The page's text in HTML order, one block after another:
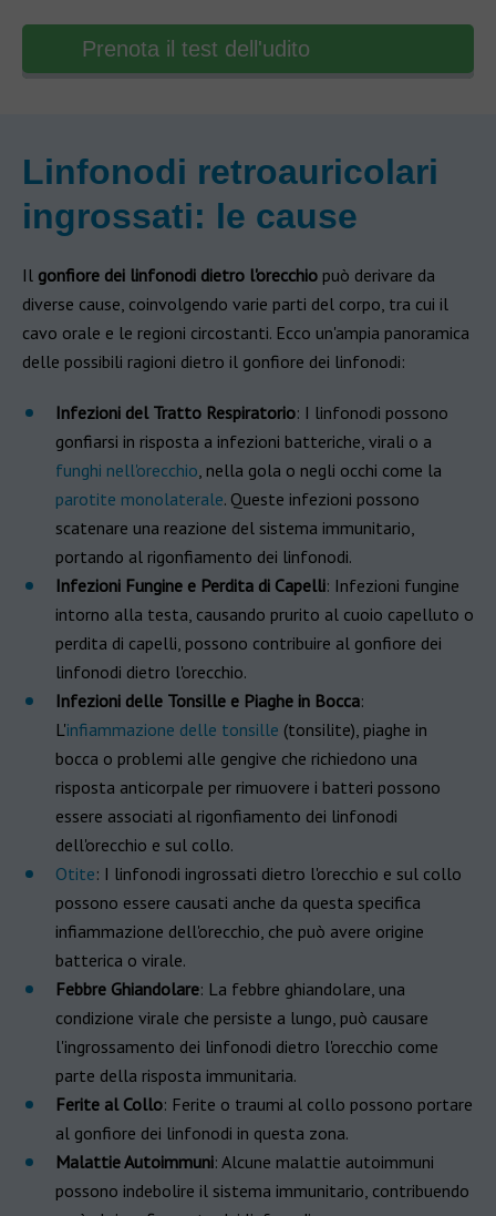
Prenota il test dell'udito
Linfonodi retroauricolari
ingrossati: le cause
Il gonfiore dei linfonodi dietro l'orecchio può derivare da
diverse cause, coinvolgendo varie parti del corpo, tra cui il
cavo orale e le regioni circostanti. Ecco un'ampia panoramica
delle possibili ragioni dietro il gonfiore dei linfonodi:
Infezioni del Tratto Respiratorio: I linfonodi possono
gonfiarsi in risposta a infezioni batteriche, virali o a
funghi nell'orecchio, nella gola o negli occhi come la
parotite monolaterale. Queste infezioni possono
scatenare una reazione del sistema immunitario,
portando al rigonfiamento dei linfonodi.
Infezioni Fungine e Perdita di Capelli: Infezioni fungine
intorno alla testa, causando prurito al cuoio capelluto o
perdita di capelli, possono contribuire al gonfiore dei
linfonodi dietro l'orecchio.
Infezioni delle Tonsille e Piaghe in Bocca:
L'infiammazione delle tonsille (tonsilite), piaghe in
bocca o problemi alle gengive che richiedono una
risposta anticorpale per rimuovere i batteri possono
essere associati al rigonfiamento dei linfonodi
dell'orecchio e sul collo.
Otite: I linfonodi ingrossati dietro l'orecchio e sul collo
possono essere causati anche da questa specifica
infiammazione dell'orecchio, che può avere origine
batterica o virale.
Febbre Ghiandolare: La febbre ghiandolare, una
condizione virale che persiste a lungo, può causare
l'ingrossamento dei linfonodi dietro l'orecchio come
parte della risposta immunitaria.
Ferite al Collo: Ferite o traumi al collo possono portare
al gonfiore dei linfonodi in questa zona.
Malattie Autoimmuni: Alcune malattie autoimmuni
possono indebolire il sistema immunitario, contribuendo